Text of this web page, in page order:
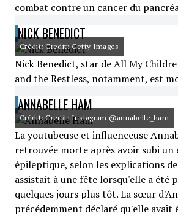
combat contre un cancer du
NICK BENEDICT
Crédit: Credit: Getty Images
Nick Benedict, star de All My
and the Restless, notamment, est
ANNABELLE HAM
Crédit: Credit: Instagram @annabelle_ham
La youtubeuse et influenceuse
retrouvée morte après avoir subi un
épileptique, selon les explications
assistait à une fête lorsqu'elle a été
quelques jours plus tôt. La sœur
précédemment déclaré qu'elle avait